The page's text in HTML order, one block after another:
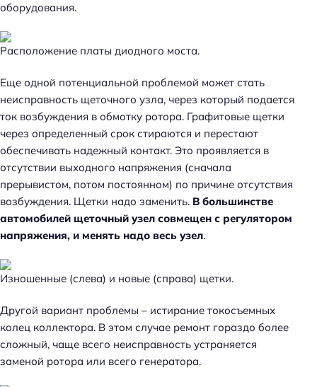
оборудования.
Расположение платы диодного моста.
Еще одной потенциальной проблемой может стать
неисправность щеточного узла, через который подается
ток возбуждения в обмотку ротора. Графитовые щетки
через определенный срок стираются и перестают
обеспечивать надежный контакт. Это проявляется в
отсутствии выходного напряжения (сначала
прерывистом, потом постоянном) по причине отсутствия
возбуждения. Щетки надо заменить. В большинстве
автомобилей щеточный узел совмещен с регулятором
напряжения, и менять надо весь узел.
Изношенные (слева) и новые (справа) щетки.
Другой вариант проблемы – истирание токосъемных
колец коллектора. В этом случае ремонт гораздо более
сложный, чаще всего неисправность устраняется
заменой ротора или всего генератора.